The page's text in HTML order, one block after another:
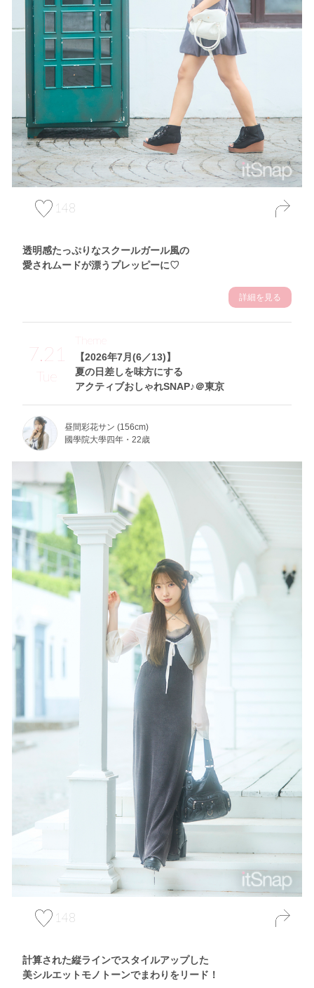
148
透明感たっぷりなスクールガール風の
愛されムードが漂うプレッピーに♡
詳細を見る
7.21
Tue
【2026年7月(6／13)】
夏の日差しを味方にする
アクティブおしゃれSNAP♪＠東京
Theme
昼間彩花サン (156cm)
國學院大學四年・22歳
148
計算された縦ラインでスタイルアップした
美シルエットモノトーンでまわりをリード！